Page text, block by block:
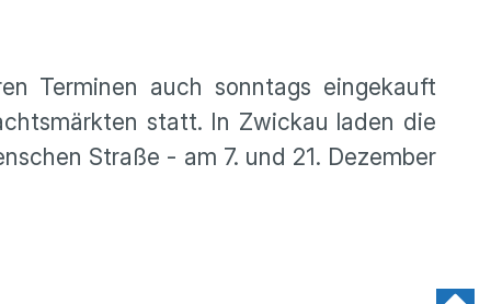
Terminen auch sonntags eingekauft
statt. In Zwickau laden die
Straße - am 7. und 21. Dezember